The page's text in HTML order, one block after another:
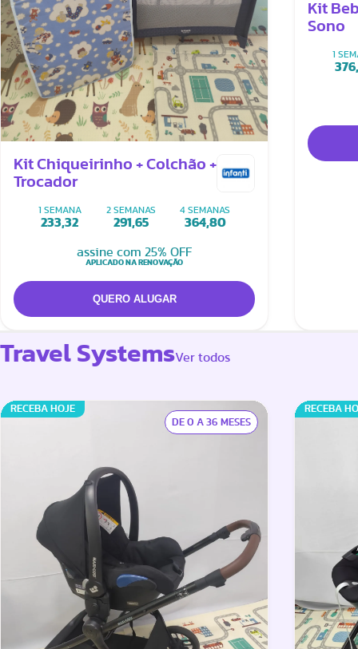
Kit Chiqueirinho + Colchão +
Trocador
1 SEMANA
233,32
2 SEMANAS
291,65
4 SEMANAS
364,80
assine com 25% OFF
APLICADO NA RENOVAÇÃO
Kit
Sono
1
Travel SystemsVer todos
RECEBA HOJE
DE 0 A 36 MESES
RECEBA